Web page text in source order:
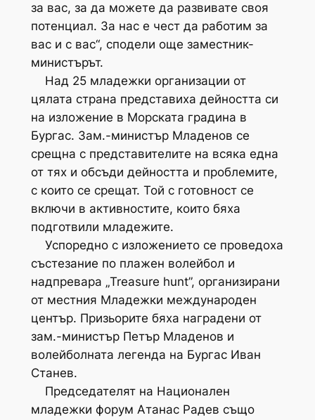
за вас, за да можете да развивате своя
потенциал. За нас е чест да работим за
вас и с вас“, сподели още заместник-
министърът.
Над 25 младежки организации от
цялата страна представиха дейността си
на изложение в Морската градина в
Бургас. Зам.-министър Младенов се
срещна с представителите на всяка една
от тях и обсъди дейността и проблемите,
с които се срещат. Той с готовност се
включи в активностите, които бяха
подготвили младежите.
Успоредно с изложението се проведоха
състезание по плажен волейбол и
надпревара „Treasure hunt”, организирани
от местния Младежки международен
център. Призьорите бяха наградени от
зам.-министър Петър Младенов и
волейболната легенда на Бургас Иван
Станев.
Председателят на Национален
младежки форум Атанас Радев също